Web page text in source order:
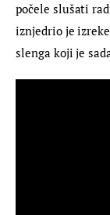
počele slušati
iznjedrio je
slenga koji je